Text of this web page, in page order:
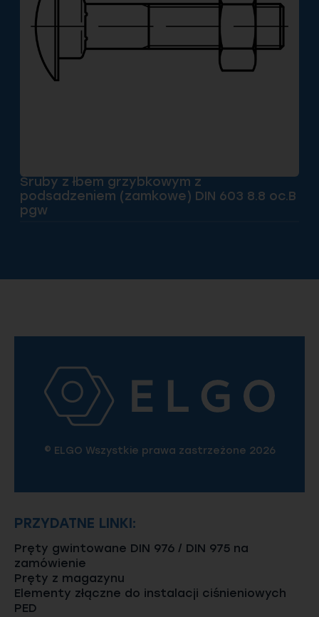
Śruby z łbem grzybkowym z
podsadzeniem (zamkowe) DIN 603 8.8 oc.B
pgw
© ELGO Wszystkie prawa zastrzeżone 2026
PRZYDATNE LINKI:
Pręty gwintowane DIN 976 / DIN 975 na
zamówienie
Pręty z magazynu
Elementy złączne do instalacji ciśnieniowych
PED